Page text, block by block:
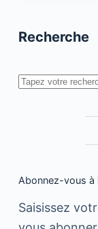
Recherche
Rechercher
Abonnez-vous à
Saisissez